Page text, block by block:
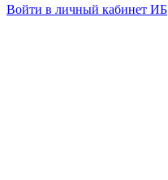
Войти в личный кабинет ИБ